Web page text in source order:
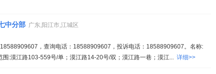
中分部 广东,阳江市,江城区
，查询电话：18588909607，投诉电话：18588909607。名称:
围:漠江路103-559号/单；漠江路14-20号/双；漠江路一巷；漠江... 详细>>